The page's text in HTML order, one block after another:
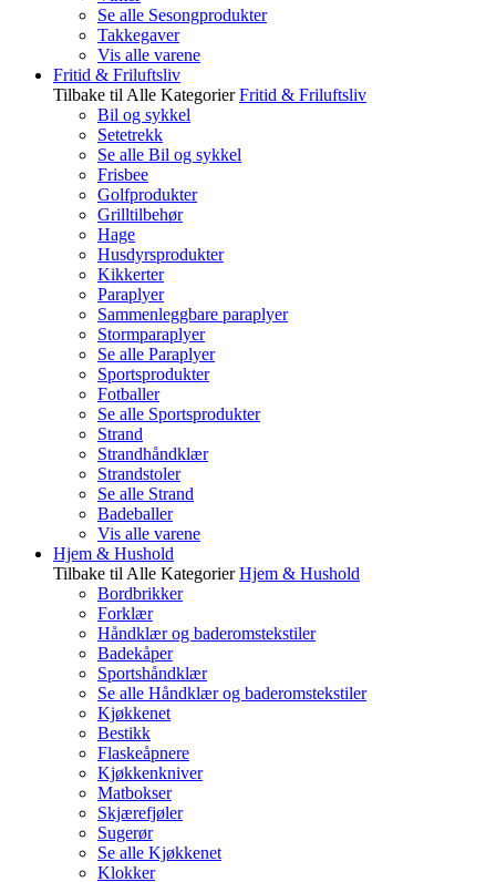
Se alle Sesongprodukter
Takkegaver
Vis alle varene
Fritid & Friluftsliv
Tilbake til Alle Kategorier Fritid & Friluftsliv
Bil og sykkel
Setetrekk
Se alle Bil og sykkel
Frisbee
Golfprodukter
Grilltilbehør
Hage
Husdyrsprodukter
Kikkerter
Paraplyer
Sammenleggbare paraplyer
Stormparaplyer
Se alle Paraplyer
Sportsprodukter
Fotballer
Se alle Sportsprodukter
Strand
Strandhåndklær
Strandstoler
Se alle Strand
Badeballer
Vis alle varene
Hjem & Hushold
Tilbake til Alle Kategorier Hjem & Hushold
Bordbrikker
Forklær
Håndklær og baderomstekstiler
Badekåper
Sportshåndklær
Se alle Håndklær og baderomstekstiler
Kjøkkenet
Bestikk
Flaskeåpnere
Kjøkkenkniver
Matbokser
Skjærefjøler
Sugerør
Se alle Kjøkkenet
Klokker